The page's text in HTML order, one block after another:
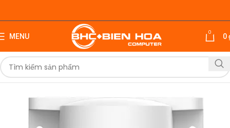
MENU 0 0